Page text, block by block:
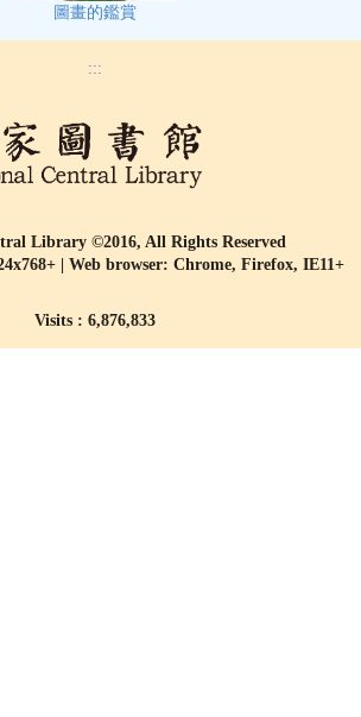
圖畫的鑑賞
:::
Library ©2016, All Rights Reserved
| Web browser: Chrome, Firefox, IE11+
Visits : 6,876,833